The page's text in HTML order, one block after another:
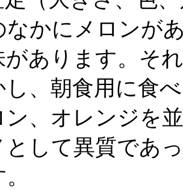
なかにメロンが
があります。そ
し、朝食用に食
ン、オレンジを
として異質であ